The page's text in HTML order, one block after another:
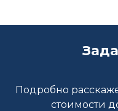
Подробно
стоимости